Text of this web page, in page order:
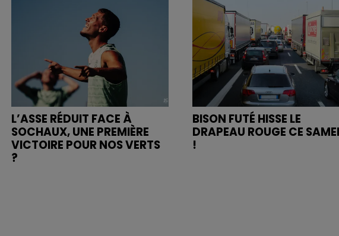
L’ASSE RÉDUIT FACE À
SOCHAUX, UNE PREMIÈRE
VICTOIRE POUR NOS VERTS
?
BISON FUTÉ HISSE LE
DRAPEAU ROUGE CE
!